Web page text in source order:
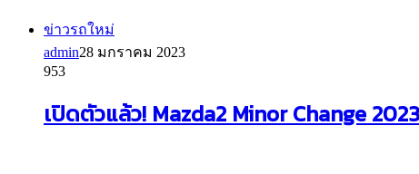
ข่าวรถใหม่
admin28 มกราคม 2023
953
เปิดตัวแล้ว! Mazda2 Minor Change